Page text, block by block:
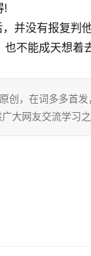
!
并没有报复判
不能成天想着
创，在词多多首
广大网友交流学